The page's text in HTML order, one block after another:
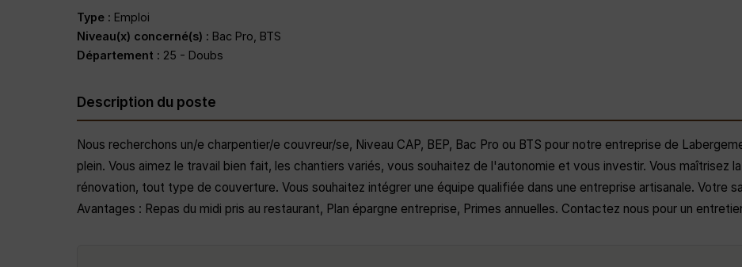
Type : Emploi
Niveau(x) concerné(s) : Bac Pro, BTS
Département : 25 - Doubs
Description du poste
Nous recherchons un/e charpentier/e couvreur/se, Niveau CAP, BEP, Bac Pro ou BTS pour notre entreprise de
plein. Vous aimez le travail bien fait, les chantiers variés, vous souhaitez de l'autonomie et vous investir. Vous maîtrisez
rénovation, tout type de couverture. Vous souhaitez intégrer une équipe qualifiée dans une entreprise artisanale. Votre
Avantages : Repas du midi pris au restaurant, Plan épargne entreprise, Primes annuelles. Contactez nous pour un